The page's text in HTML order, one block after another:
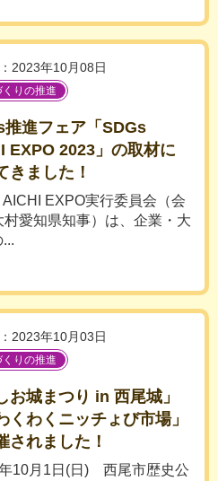
2023年10月08日
くりの推進
推進フェア「SDGs
EXPO 2023」の取材に
きました！
AICHI EXPO実行委員会（会
村愛知県知事）は、企業・大
2023年10月03日
くりの推進
お城まつり in 西尾城」
くわくニッチょび市場」
されました！
10月1日(日) 西尾市歴史公